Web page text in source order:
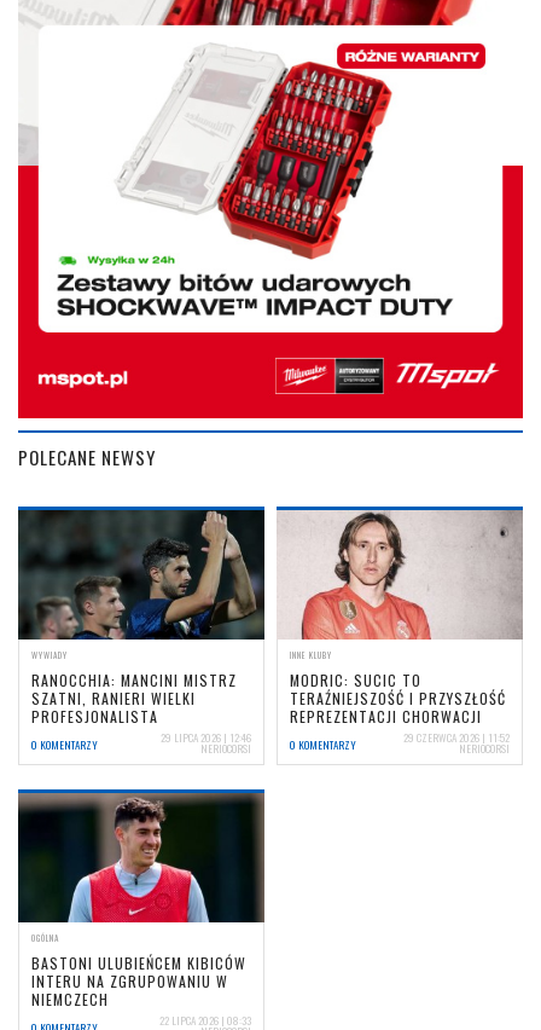
POLECANE NEWSY
WYWIADY
RANOCCHIA: MANCINI MISTRZ
SZATNI, RANIERI WIELKI
PROFESJONALISTA
0 KOMENTARZY 29 LIPCA 2026 | 12:46
NERIOCORSI
INNE KLUBY
MODRIC: SUCIC TO
TERAŹNIEJSZOŚĆ I PRZYSZŁOŚĆ
REPREZENTACJI CHORWACJI
0 KOMENTARZY 29 CZERWCA 2026 | 11:52
NERIOCORSI
OGÓLNA
BASTONI ULUBIEŃCEM KIBICÓW
INTERU NA ZGRUPOWANIU W
NIEMCZECH
22 LIPCA 2026 | 08:33